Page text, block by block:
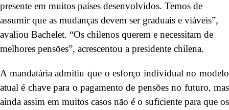
presente em muitos países desenvolvidos. Temos de
assumir que as mudanças devem ser graduais e viáveis”,
avaliou Bachelet. “Os chilenos querem e necessitam de
melhores pensões”, acrescentou a presidente chilena.
A mandatária admitiu que o esforço individual no modelo
atual é chave para o pagamento de pensões no futuro, mas
ainda assim em muitos casos não é o suficiente para que os